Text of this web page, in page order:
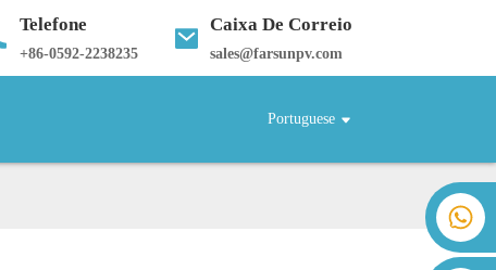
Telefone
+86-0592-2238235
Caixa De Correio
sales@farsunpv.com
Portuguese